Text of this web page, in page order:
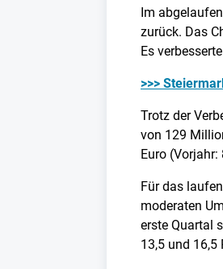
Im
zurück. Das
Es
>>>
Trotz der
von 129
Euro
Für das
moderaten
erste Quartal
13,5 und 16,5